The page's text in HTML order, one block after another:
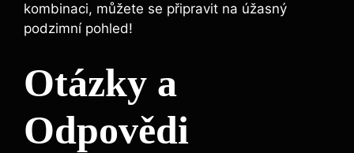
kombinaci, můžete se připravit na úžasný
podzimní pohled!
Otázky a
Odpovědi